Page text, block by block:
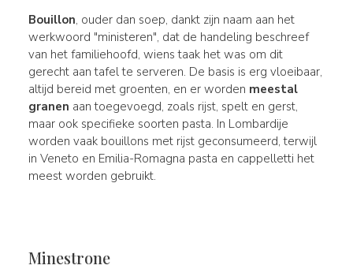
Bouillon, ouder dan soep, dankt zijn naam aan het
werkwoord "ministeren", dat de handeling beschreef
van het familiehoofd, wiens taak het was om dit
gerecht aan tafel te serveren. De basis is erg vloeibaar,
altijd bereid met groenten, en er worden meestal
granen aan toegevoegd, zoals rijst, spelt en gerst,
maar ook specifieke soorten pasta. In Lombardije
worden vaak bouillons met rijst geconsumeerd, terwijl
in Veneto en Emilia-Romagna pasta en cappelletti het
meest worden gebruikt.
Minestrone